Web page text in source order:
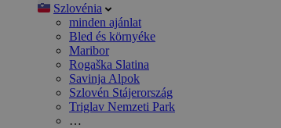
Szlovénia
minden ajánlat
Bled és környéke
Maribor
Rogaška Slatina
Savinja Alpok
Szlovén Stájerország
Triglav Nemzeti Park
…